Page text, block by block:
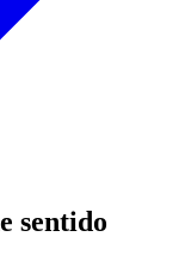
sentido